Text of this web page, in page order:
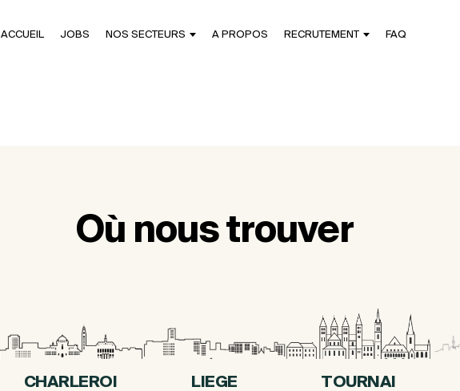
ACCUEIL JOBS NOS SECTEURS A PROPOS RECRUTEMENT FAQ
Où nous trouver
CHARLEROI LIEGE TOURNAI